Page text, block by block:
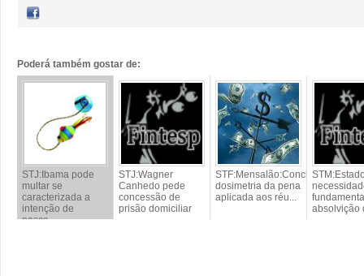
Poderá também gostar de:
STJ:Ibama pode
multar se
caracterizada a
intenção de
pesca...
STJ:Wagner
Canhedo pede
concessão de
prisão domiciliar
STF:Mensalão:Concluída
dosimetria da pena
aplicada aos réu...
fundamenta
absolvição